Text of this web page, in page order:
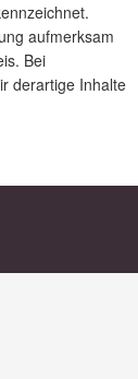
aufmerksam
Bei
derartige Inhalte